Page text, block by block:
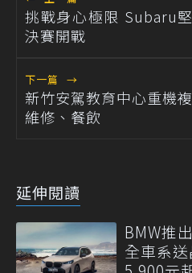
挑戰身心極限 Subaru
決賽開戰
下一篇 →
新竹安駕教育中心重機
維修、餐飲
延伸閱讀
BMW推
全車系